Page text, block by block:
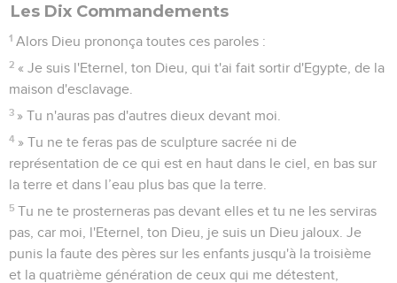
Les Dix Commandements
1 Alors Dieu prononça toutes ces paroles :
2 « Je suis l'Eternel, ton Dieu, qui t'ai fait sortir d'Egypte, de la
maison d'esclavage.
3 » Tu n'auras pas d'autres dieux devant moi.
4 » Tu ne te feras pas de sculpture sacrée ni de
représentation de ce qui est en haut dans le ciel, en bas sur
la terre et dans l’eau plus bas que la terre.
5 Tu ne te prosterneras pas devant elles et tu ne les serviras
pas, car moi, l'Eternel, ton Dieu, je suis un Dieu jaloux. Je
punis la faute des pères sur les enfants jusqu'à la troisième
et la quatrième génération de ceux qui me détestent,